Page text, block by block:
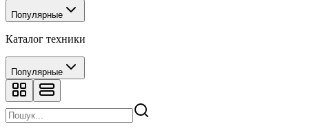
Популярные
Каталог техники
Популярные